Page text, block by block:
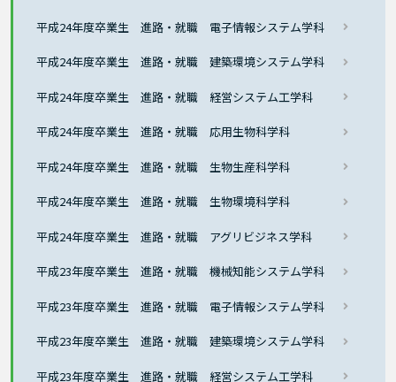
平成24年度卒業生 進路・就職 電子情報システム学科
平成24年度卒業生 進路・就職 建築環境システム学科
平成24年度卒業生 進路・就職 経営システム工学科
平成24年度卒業生 進路・就職 応用生物科学科
平成24年度卒業生 進路・就職 生物生産科学科
平成24年度卒業生 進路・就職 生物環境科学科
平成24年度卒業生 進路・就職 アグリビジネス学科
平成23年度卒業生 進路・就職 機械知能システム学科
平成23年度卒業生 進路・就職 電子情報システム学科
平成23年度卒業生 進路・就職 建築環境システム学科
平成23年度卒業生 進路・就職 経営システム工学科